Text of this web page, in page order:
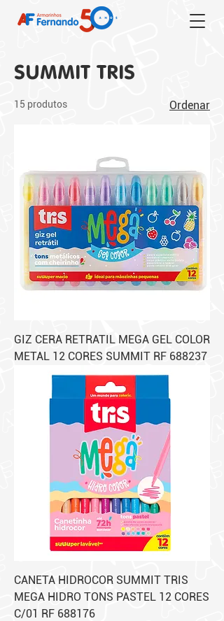
SUMMIT TRIS
15 produtos Ordenar
GIZ CERA RETRATIL MEGA GEL COLOR
METAL 12 CORES SUMMIT RF 688237
CANETA HIDROCOR SUMMIT TRIS
MEGA HIDRO TONS PASTEL 12 CORES
C/01 RF 688176